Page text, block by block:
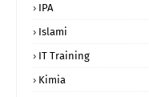
IPA
Islami
IT Training
Kimia